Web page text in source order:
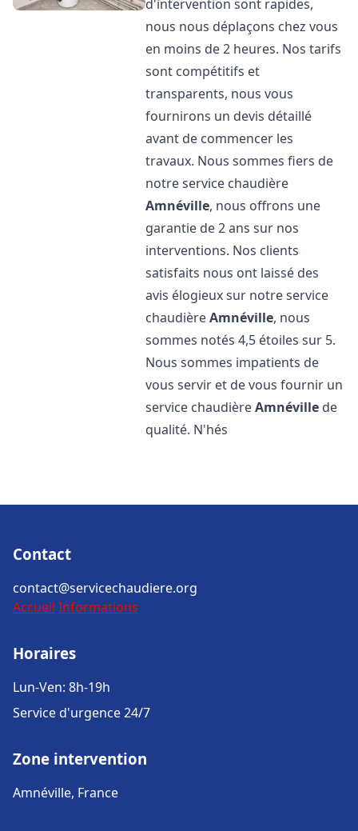
d'intervention sont rapides,
nous nous déplaçons chez vous
en moins de 2 heures. Nos tarifs
sont compétitifs et
transparents, nous vous
fournirons un devis détaillé
avant de commencer les
travaux. Nous sommes fiers de
notre service chaudière
Amnéville, nous offrons une
garantie de 2 ans sur nos
interventions. Nos clients
satisfaits nous ont laissé des
avis élogieux sur notre service
chaudièreAmnéville, nous
sommes notés 4,5 étoiles sur 5.
Nous sommes impatients de
vous servir et de vous fournir un
service chaudièreAmnéville de
qualité. N'hés
Contact
contact@servicechaudiere.org
Accueil Informations
Horaires
Lun-Ven: 8h-19h
Service d'urgence 24/7
Zone intervention
Amnéville, France